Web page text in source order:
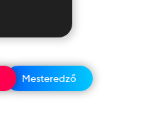
Mesteredző